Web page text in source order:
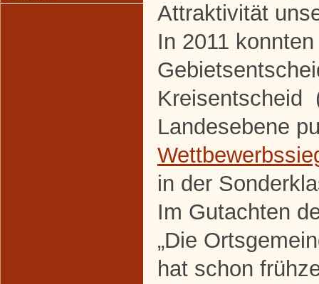
Attraktivität
In 2011
Kreisentscheid
Landesebene
in der
Im Gutachten
„Die
hat schon